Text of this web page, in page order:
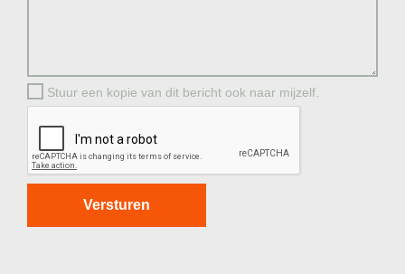
Stuur een kopie van dit bericht ook naar mijzelf.